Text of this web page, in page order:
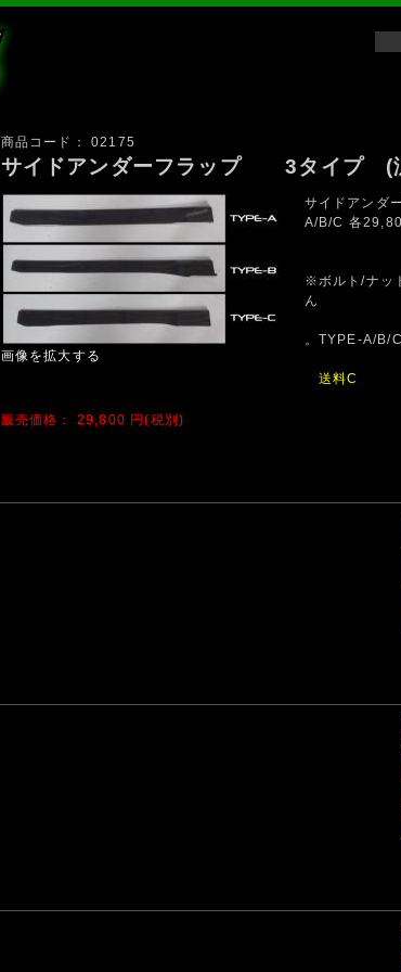
商品コード： 02175
サイドアンダーフラップ 3タイプ
画像を拡大する
サイドアンダ
A/B/C 各
※ボルト/ナッ
ん
。TYPE-A/
送料C
販売価格： 29,800 円(税別)